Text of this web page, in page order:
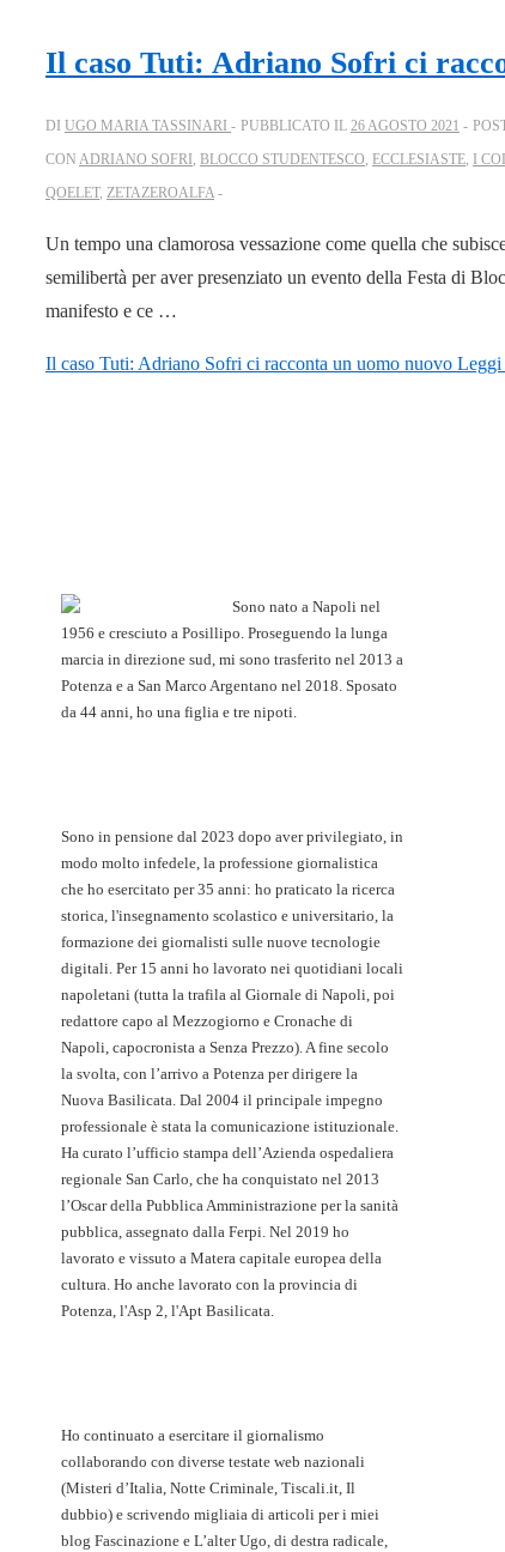
Il caso Tuti: Adriano Sofri ci
DI UGO MARIA TASSINARI PUBBLICATO IL 26 AGOSTO 2021
CON ADRIANO SOFRI , BLOCCO STUDENTESCO, ECCLESIASTE, I
QOELET, ZETAZEROALFA
Un tempo una clamorosa vessazione come quella che
semilibertà per aver presenziato un evento della Festa di
manifesto e ce …
Il caso Tuti: Adriano Sofri ci racconta un uomo nuovo Leggi
Sono nato a Napoli nel
1956 e cresciuto a Posillipo. Proseguendo la lunga
marcia in direzione sud, mi sono trasferito nel 2013 a
Potenza e a San Marco Argentano nel 2018. Sposato
da 44 anni, ho una figlia e tre nipoti.
Sono in pensione dal 2023 dopo aver privilegiato, in
modo molto infedele, la professione giornalistica
che ho esercitato per 35 anni: ho praticato la ricerca
storica, l'insegnamento scolastico e universitario, la
formazione dei giornalisti sulle nuove tecnologie
digitali. Per 15 anni ho lavorato nei quotidiani locali
napoletani (tutta la trafila al Giornale di Napoli, poi
redattore capo al Mezzogiorno e Cronache di
Napoli, capocronista a Senza Prezzo). A fine secolo
la svolta, con l’arrivo a Potenza per dirigere la
Nuova Basilicata. Dal 2004 il principale impegno
professionale è stata la comunicazione istituzionale.
Ha curato l’ufficio stampa dell’Azienda ospedaliera
regionale San Carlo, che ha conquistato nel 2013
l’Oscar della Pubblica Amministrazione per la sanità
pubblica, assegnato dalla Ferpi. Nel 2019 ho
lavorato e vissuto a Matera capitale europea della
cultura. Ho anche lavorato con la provincia di
Potenza, l'Asp 2, l'Apt Basilicata.
Ho continuato a esercitare il giornalismo
collaborando con diverse testate web nazionali
(Misteri d’Italia, Notte Criminale, Tiscali.it, Il
dubbio) e scrivendo migliaia di articoli per i miei
blog Fascinazione e L’alter Ugo, di destra radicale,